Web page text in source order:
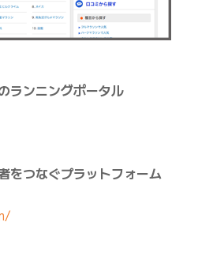
ランニングポータル
をつなぐプラットフォーム